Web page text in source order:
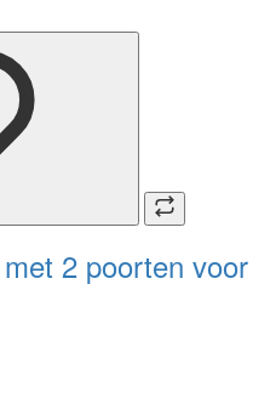
2 poorten voor